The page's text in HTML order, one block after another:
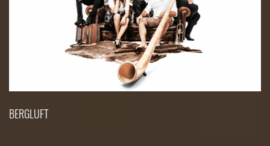
BERGLUFT